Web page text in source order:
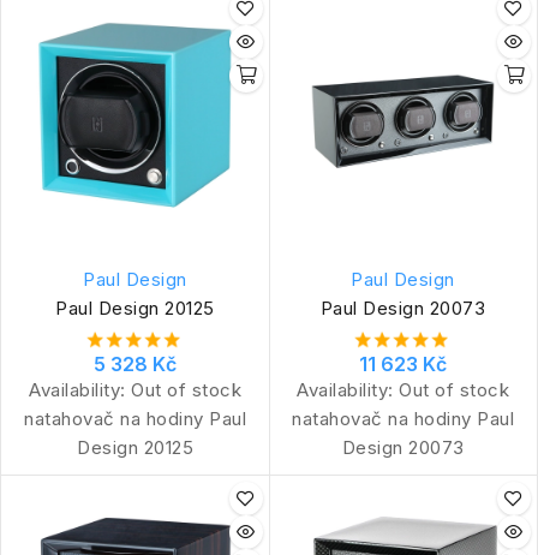
Paul Design
Paul Design 20125
5 328 Kč
Availability: Out of stock
natahovač na hodiny Paul
Design 20125
Paul Design
Paul Design 20073
11 623 Kč
Availability: Out of stock
natahovač na hodiny Paul
Design 20073